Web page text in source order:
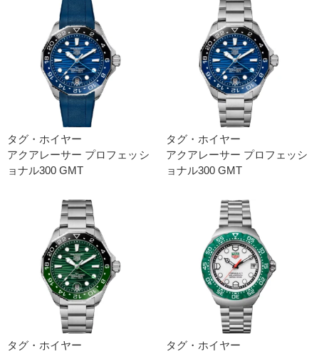
タグ・ホイヤー
アクアレーサー プロフェッシ
ョナル300 GMT
タグ・ホイヤー
アクアレーサー プロフェッシ
ョナル300 GMT
タグ・ホイヤー
タグ・ホイヤー